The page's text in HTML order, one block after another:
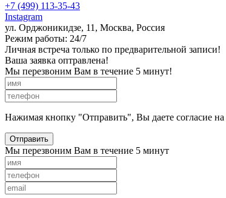
+7 (499) 113-35-43
Instagram
ул. Орджоникидзе, 11, Москва, Россия
Режим работы: 24/7
Личная встреча только по предварительной записи!
Ваша заявка оптравлена!
Мы перезвоним Вам в течение 5 минут!
Нажимая кнопку "Отправить", Вы даете согласие на
Отправить
Мы перезвоним Вам в течение 5 минут